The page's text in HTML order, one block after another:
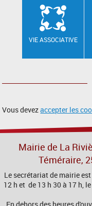
VIE ASSOCIATIVE
Vous devezaccepter les
Mairie de La
Téméraire,
Le secrétariat de mairie
12 h et de 13 h 30 à 17 h,